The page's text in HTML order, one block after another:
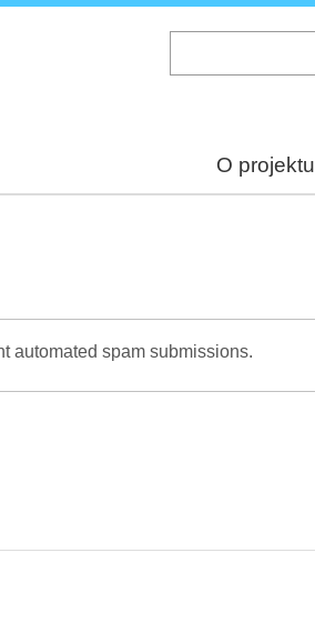
O projektu
automated spam submissions.